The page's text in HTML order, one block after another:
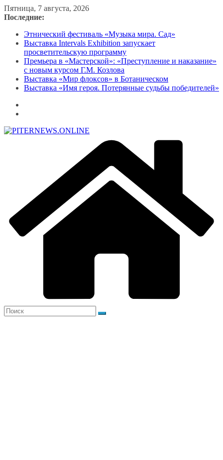
Перейти
к
Пятница, 7 августа, 2026
Последние:
Этнический фестиваль «Музыка мира. Сад»
Выставка Intervals Exhibition запускает
просветительскую программу
Премьера в «Мастерской»: «Преступление и наказание»
с новым курсом Г.М. Козлова
Выставка «Мир флоксов» в Ботаническом
Выставка «Имя героя. Потерянные судьбы победителей»